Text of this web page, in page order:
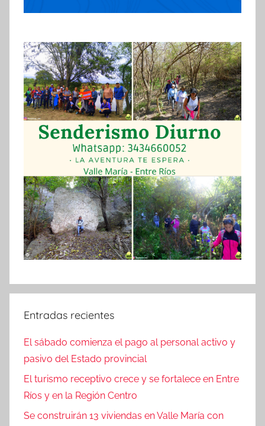
Entradas recientes
El sábado comienza el pago al personal activo y
pasivo del Estado provincial
El turismo receptivo crece y se fortalece en Entre
Ríos y en la Región Centro
Se construirán 13 viviendas en Valle María con